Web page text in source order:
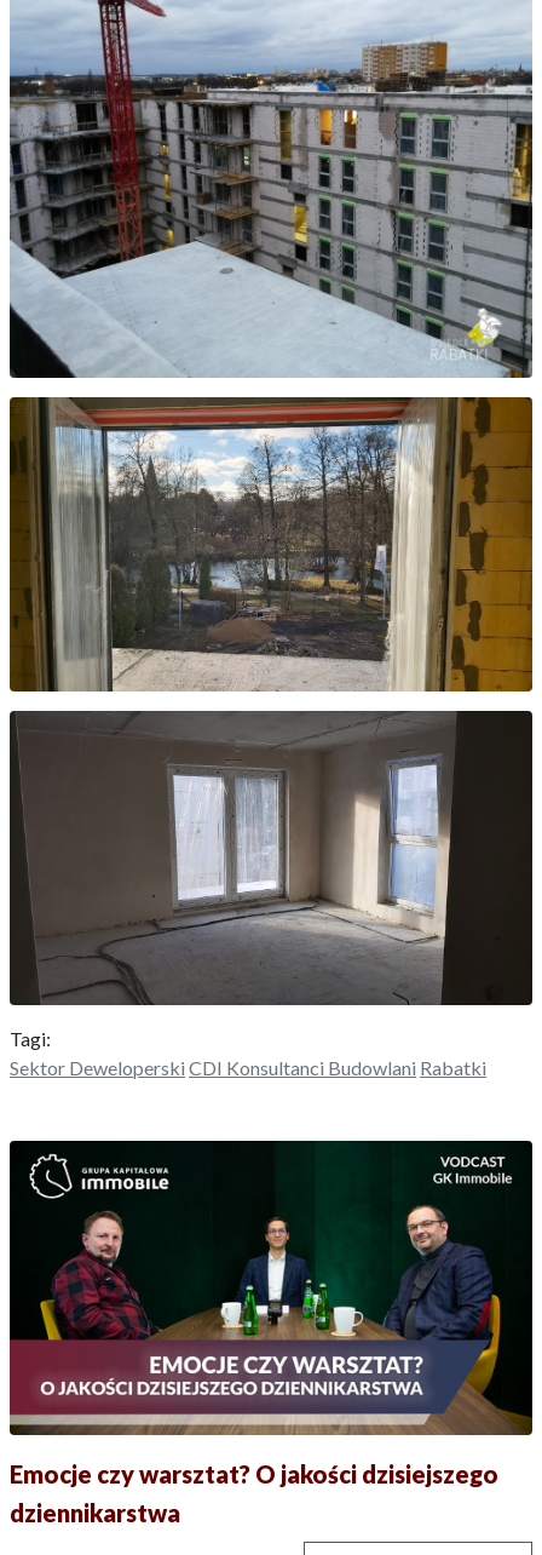
Tagi:
Sektor Deweloperski CDI Konsultanci Budowlani Rabatki
Emocje czy warsztat? O jakości dzisiejszego
dziennikarstwa